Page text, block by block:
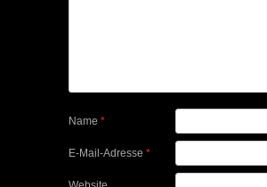
Name*
E-Mail-Adresse*